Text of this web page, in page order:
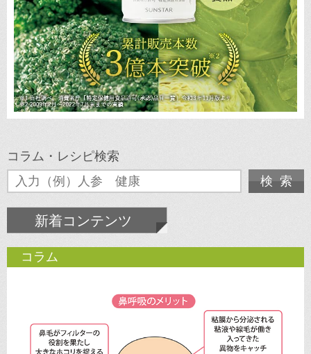
新着コンテンツ
コラム・レシピ検索
コラム